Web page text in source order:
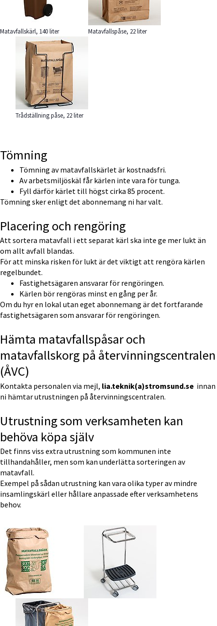
Matavfallskärl, 140 liter Matavfallspåse, 22 liter
Förstora bilden
Trådställning påse, 22 liter
Tömning
Tömning av matavfallskärlet är kostnadsfri.
Av arbetsmiljöskäl får kärlen inte vara för tunga.
Fyll därför kärlet till högst cirka 85 procent.
Tömning sker enligt det abonnemang ni har valt.
Placering och rengöring
Att sortera matavfall i ett separat kärl ska inte ge mer lukt än
om allt avfall blandas.
För att minska risken för lukt är det viktigt att rengöra kärlen
regelbundet.
Fastighetsägaren ansvarar för rengöringen.
Kärlen bör rengöras minst en gång per år.
Om du hyr en lokal utan eget abonnemang är det fortfarande
fastighetsägaren som ansvarar för rengöringen.
Hämta matavfallspåsar och
matavfallskorg på återvinningscentralen
(ÅVC)
Kontakta personalen via mejl, lia.teknik(a)stromsund.se innan
ni hämtar utrustningen på återvinningscentralen.
Utrustning som verksamheten kan
behöva köpa själv
Det finns viss extra utrustning som kommunen inte
tillhandahåller, men som kan underlätta sorteringen av
matavfall.
Exempel på sådan utrustning kan vara olika typer av mindre
insamlingskärl eller hållare anpassade efter verksamhetens
behov.
Förstora bilden